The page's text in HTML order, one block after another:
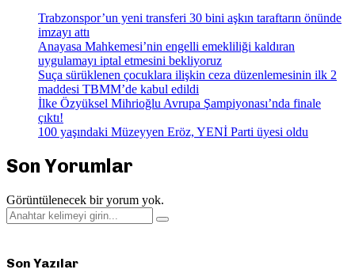
Trabzonspor’un yeni transferi 30 bini aşkın taraftarın önünde
imzayı attı
Anayasa Mahkemesi’nin engelli emekliliği kaldıran
uygulamayı iptal etmesini bekliyoruz
Suça sürüklenen çocuklara ilişkin ceza düzenlemesinin ilk 2
maddesi TBMM’de kabul edildi
İlke Özyüksel Mihrioğlu Avrupa Şampiyonası’nda finale
çıktı!
100 yaşındaki Müzeyyen Eröz, YENİ Parti üyesi oldu
Son Yorumlar
Görüntülenecek bir yorum yok.
Search
for:
Search
Son Yazılar